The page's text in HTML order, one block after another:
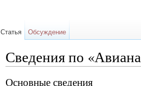
Сведения по
Основные сведения
Статья Обсуждение